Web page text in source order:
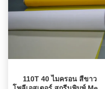
110T 40 ไมครอน สีขาว